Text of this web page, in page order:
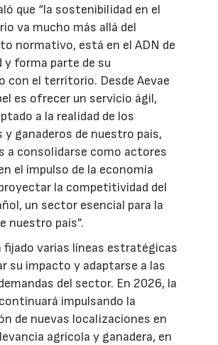
que “la sostenibilidad en el
va mucho más allá del
normativo, está en el ADN de
y forma parte de su
con el territorio. Desde Aevae
es ofrecer un servicio ágil,
a la realidad de los
ganaderos de nuestro país,
a consolidarse como actores
el impulso de la economía
la competitividad del
un sector esencial para la
nuestro país”.
fijado varias líneas estratégicas
su impacto y adaptarse a las
del sector. En 2026, la
impulsando la
de nuevas localizaciones en
agrícola y ganadera, en